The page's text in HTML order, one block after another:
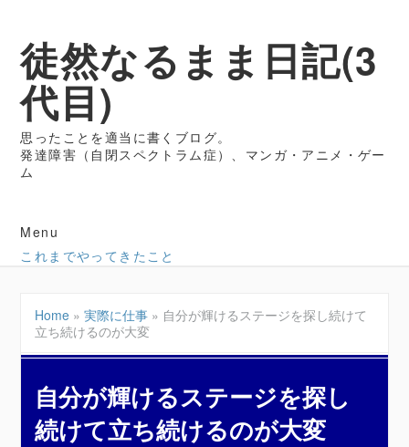
徒然なるまま日記(3
代目)
思ったことを適当に書くブログ。
発達障害（自閉スペクトラム症）、マンガ・アニメ・ゲー
ム
Menu
これまでやってきたこと
Home »実際に仕事 » 自分が輝けるステージを探し続けて
立ち続けるのが大変
自分が輝けるステージを探し
続けて立ち続けるのが大変